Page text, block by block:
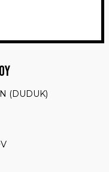
(DUDUK)